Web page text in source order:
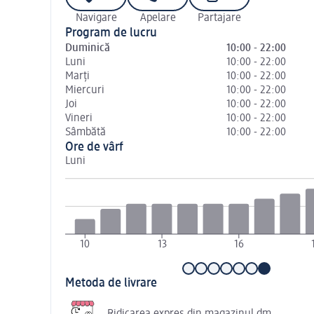
Navigare Apelare Partajare
Program de lucru
Duminică
10:00 - 22:00
Luni
10:00 - 22:00
Marți
10:00 - 22:00
Miercuri
10:00 - 22:00
Joi
10:00 - 22:00
Vineri
10:00 - 22:00
Sâmbătă
10:00 - 22:00
Ore de vârf
Luni
10 13 16
Metoda de livrare